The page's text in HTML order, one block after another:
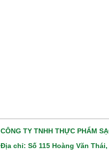
CÔNG TY TNHH THỰC PHẨM
Địa chỉ: Số 115 Hoàng Văn